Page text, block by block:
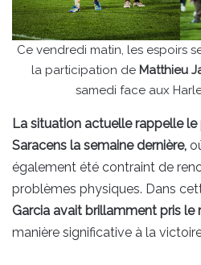
Ce vendredi matin, les espoirs
la participation de Matthieu
samedi face aux
La situation actuelle rappelle
Saracens la semaine dernière,
également été contraint de
problèmes physiques. Dans
Garcia avait brillamment pris le
manière significative à la